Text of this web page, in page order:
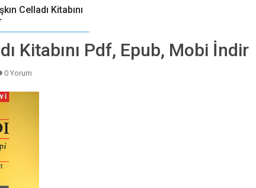
Celladı Kitabını
Kitabını Pdf, Epub, Mobi İndir
0 Yorum